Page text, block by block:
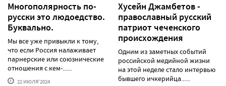
Многополярность по-
русски это людоедство.
Буквально.
Мы все уже привыкли к тому,
что если Россия налаживает
парнерские или союзнические
отношения с кем-......
22 ИЮЛЯ'2024
Хусейн Джамбетов -
православный русский
патриот чеченского
происхождения
Одним из заметных событий
российской медийной жизни
на этой неделе стало интервью
бывшего ичкерийца......